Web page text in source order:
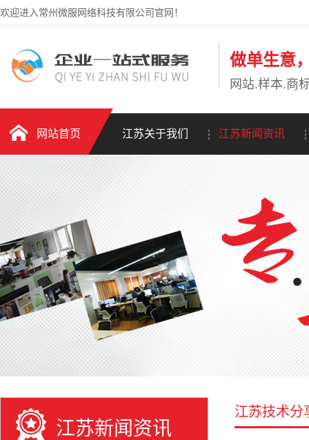
欢迎进入常州微服网络科技有限公司官网！
做单生意
网站.样本.商
网站首页 江苏关于我们 江苏新闻资讯
江苏新闻资讯
江苏技术分